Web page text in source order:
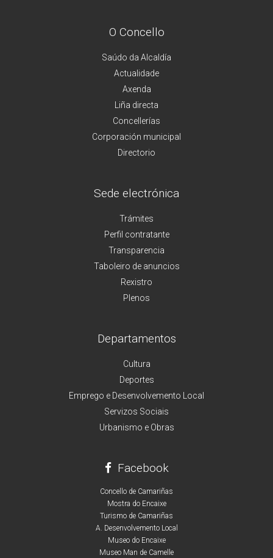
O Concello
Saúdo da Alcaldía
Actualidade
Axenda
Liña directa
Concellerías
Corporación municipal
Directorio
Sede electrónica
Trámites
Perfil contratante
Transparencia
Taboleiro de anuncios
Rexistro
Plenos
Departamentos
Cultura
Deportes
Emprego e Desenvolvemento Local
Servizos Sociais
Urbanismo e Obras
Facebook
Concello de Camariñas
Mostra do Encaixe
Turismo de Camariñas
A. Desenvolvemento Local
Museo do Encaixe
Museo Man de Camelle